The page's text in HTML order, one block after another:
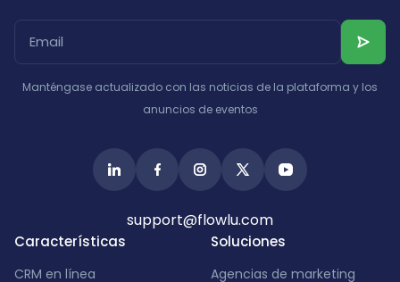
India
Características
CRM en línea
Soluciones
Agencias de marketing
Manténgase actualizado con las noticias de la plataforma y los
anuncios de eventos
support@flowlu.com